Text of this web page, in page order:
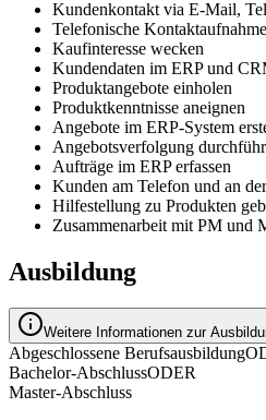
Kundenkontakt via E-Mail,
Telefonische
Kaufinteresse wecken
Kundendaten im ERP und
Produktangebote einholen
Produktkenntnisse aneignen
Angebote im ERP-System
Angebotsverfolgung
Aufträge im ERP erfassen
Kunden am Telefon und an
Hilfestellung zu Produkten
Zusammenarbeit mit PM und
Ausbildung
Weitere Informationen zur
Abgeschlossene Berufsausbildung
Bachelor-AbschlussODER
Master-Abschluss